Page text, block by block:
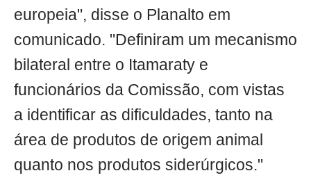
europeia", disse o Planalto em
comunicado. "Definiram um mecanismo
bilateral entre o Itamaraty e
funcionários da Comissão, com vistas
a identificar as dificuldades, tanto na
área de produtos de origem animal
quanto nos produtos siderúrgicos."